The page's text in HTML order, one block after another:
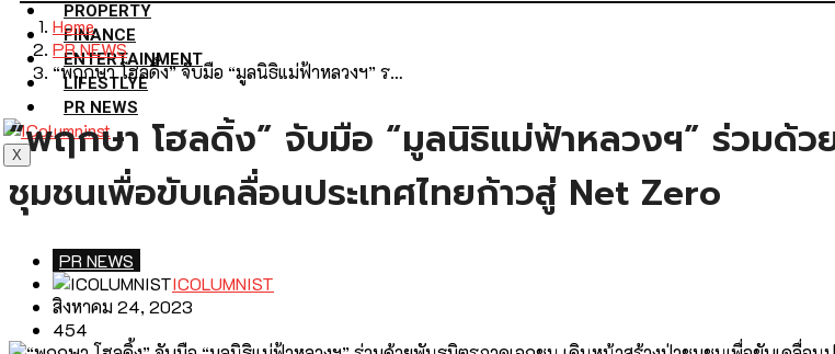
PROPERTY
FINANCE
ENTERTAINMENT
LIFESTLYE
PR NEWS
X
Home
PR NEWS
“พฤกษา โฮลดิ้ง” จับมือ “มูลนิธิแม่ฟ้าหลวงฯ” ร…
“พฤกษา โฮลดิ้ง” จับมือ “มูลนิธิแม่ฟ้าหลวงฯ” ร่วมด้ว
ชุมชนเพื่อขับเคลื่อนประเทศไทยก้าวสู่ Net Zero
PR NEWS
ICOLUMNIST
สิงหาคม 24, 2023
454